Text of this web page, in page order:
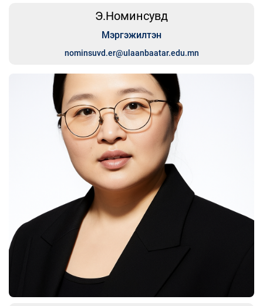
Э.Номинсувд
Мэргэжилтэн
nominsuvd.er@ulaanbaatar.edu.mn